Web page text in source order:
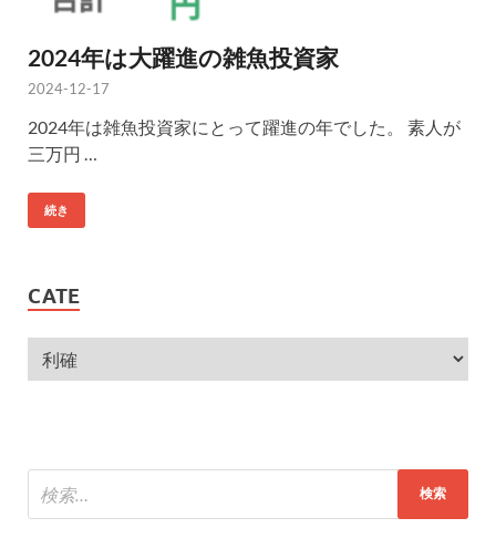
2024年は大躍進の雑魚投資家
2024-12-17
2024年は雑魚投資家にとって躍進の年でした。 素人が
三万円 …
続き
CATE